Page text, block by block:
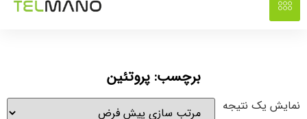
برچسب: پروتئین
نمایش یک نتیجه